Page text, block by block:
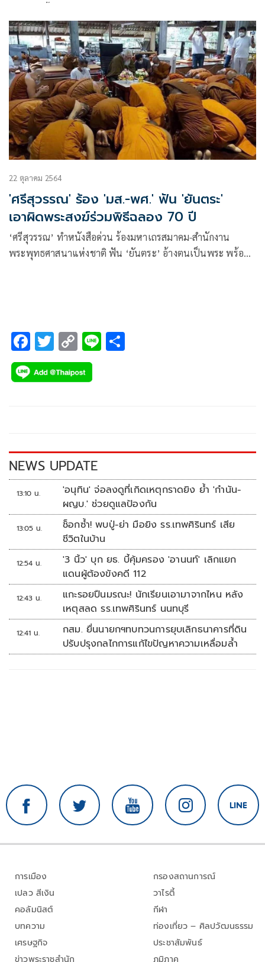
22 ตุลาคม 2564
'ศรีสุวรรณ' ร้อง 'มส.-พศ.' ฟัน 'ยันตระ'
เอาผิดพระสงฆ์ร่วมพิธีฉลอง 70 ปี
‘ศรีสุวรรณ’ ทำหนังสือด่วน ร้องมหาเถรสมาคม-สำนักงาน
พระพุทธศาสนาแห่งชาติ ฟัน ‘ยันตระ’ อ้างตนเป็นพระ พร้อม
F
ac
e
k
T
wi
tt
C
o
p
k
Li
NEWS UPDATE
13:10 น.
'อนุทิน' จ่อลงดูที่เกิดเหตุกราดยิง ย้ำ 'กำนัน-
ผญบ.' ช่วยดูแลป้องกัน
13:05 น.
ช็อกซ้ำ! พบปู่-ย่า มือยิง รร.เทพศิรินทร์ เสีย
ชีวิตในบ้าน
12:54 น.
'3 นิ้ว' บุก ยธ. บี้คุ้มครอง 'อานนท์' เลิกแยก
แดนผู้ต้องขังคดี 112
12:43 น.
แกะรอยปืนมรณะ! นักเรียนเอามาจากไหน หลัง
เหตุสลด รร.เทพศิรินทร์ นนทบุรี
12:41 น.
กสม. ยื่นนายกฯทบทวนการยุบเลิกธนาคารที่ดิน
ปรับปรุงกลไกการแก้ไขปัญหาความเหลื่อมล้ำ
การเมือง
เปลว สีเงิน
คอลัมนิสต์
บทความ
เศรษฐกิจ
กรองสถานการณ์
วาไรตี้
กีฬา
ท่องเที่ยว – ศิลปวัฒนธรรม
ประชาสัมพันธ์